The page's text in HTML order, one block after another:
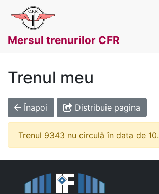
Mersul trenurilor CFR
Trenul meu
Înapoi Distribuie pagina
Trenul 9343 nu circulă în data de